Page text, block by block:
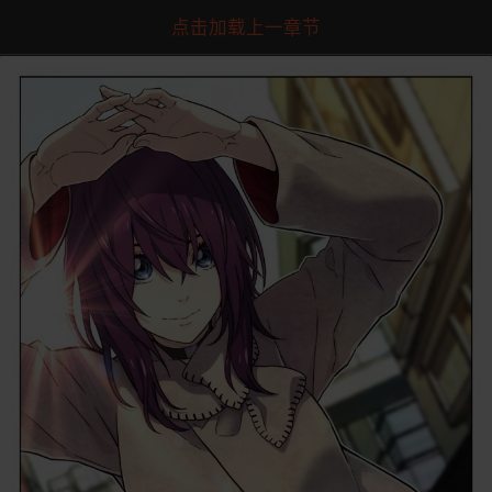
点击加载上一章节